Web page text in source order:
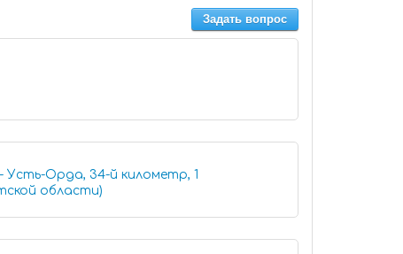
Задать вопрос
Орда, 34-й километр, 1
области)